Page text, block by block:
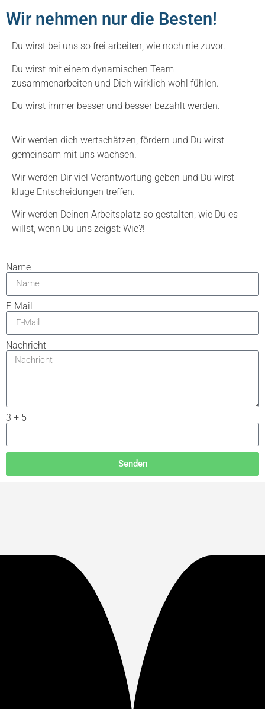
Wir nehmen nur die Besten!
Du wirst bei uns so frei arbeiten, wie noch nie zuvor.
Du wirst mit einem dynamischen Team
zusammenarbeiten und Dich wirklich wohl fühlen.
Du wirst immer besser und besser bezahlt werden.
Wir werden dich wertschätzen, fördern und Du wirst
gemeinsam mit uns wachsen.
Wir werden Dir viel Verantwortung geben und Du wirst
kluge Entscheidungen treffen.
Wir werden Deinen Arbeitsplatz so gestalten, wie Du es
willst, wenn Du uns zeigst: Wie?!
Name
E-Mail
Nachricht
3 + 5 =
Senden